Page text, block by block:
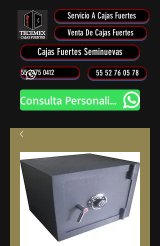
55 52 76 05 78
55 2475 0412
Servicio A Cajas Fuertes
Venta De Cajas Fuertes
Consulta Personalizada
Cajas Fuertes Seminuevas